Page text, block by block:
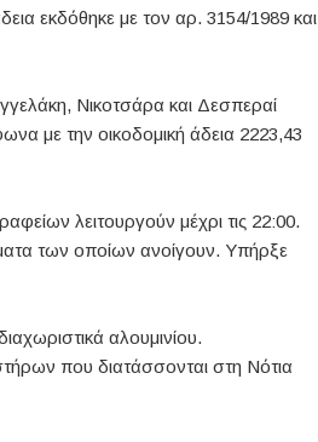
εκδόθηκε με τον αρ. 3154/1989 και
Νικοτσάρα και Δεσπεραί
με την οικοδομική άδεια 2223,43
λειτουργούν μέχρι τις 22:00.
των οποίων ανοίγουν. Υπήρξε
αλουμινίου.
που διατάσσονται στη Νότια